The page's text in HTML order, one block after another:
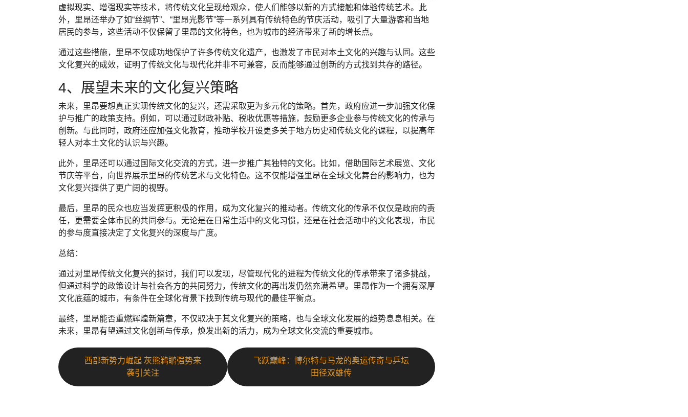
虚拟现实、增强现实等技术，将传统文化呈现给观众，使人们能够以新的方式接触和体验传统艺术。此
外，里昂还举办了如“丝绸节”、“里昂光影节”等一系列具有传统特色的节庆活动，吸引了大量游客和当地
居民的参与，这些活动不仅保留了里昂的文化特色，也为城市的经济带来了新的增长点。
通过这些措施，里昂不仅成功地保护了许多传统文化遗产，也激发了市民对本土文化的兴趣与认同。这些
文化复兴的成效，证明了传统文化与现代化并非不可兼容，反而能够通过创新的方式找到共存的路径。
4、展望未来的文化复兴策略
未来，里昂要想真正实现传统文化的复兴，还需采取更为多元化的策略。首先，政府应进一步加强文化保
护与推广的政策支持。例如，可以通过财政补贴、税收优惠等措施，鼓励更多企业参与传统文化的传承与
创新。与此同时，政府还应加强文化教育，推动学校开设更多关于地方历史和传统文化的课程，以提高年
轻人对本土文化的认识与兴趣。
此外，里昂还可以通过国际文化交流的方式，进一步推广其独特的文化。比如，借助国际艺术展览、文化
节庆等平台，向世界展示里昂的传统艺术与文化特色。这不仅能增强里昂在全球文化舞台的影响力，也为
文化复兴提供了更广阔的视野。
最后，里昂的民众也应当发挥更积极的作用，成为文化复兴的推动者。传统文化的传承不仅仅是政府的责
任，更需要全体市民的共同参与。无论是在日常生活中的文化习惯，还是在社会活动中的文化表现，市民
的参与度直接决定了文化复兴的深度与广度。
总结：
通过对里昂传统文化复兴的探讨，我们可以发现，尽管现代化的进程为传统文化的传承带来了诸多挑战，
但通过科学的政策设计与社会各方的共同努力，传统文化的再出发仍然充满希望。里昂作为一个拥有深厚
文化底蕴的城市，有条件在全球化背景下找到传统与现代的最佳平衡点。
最终，里昂能否重燃辉煌新篇章，不仅取决于其文化复兴的策略，也与全球文化发展的趋势息息相关。在
未来，里昂有望通过文化创新与传承，焕发出新的活力，成为全球文化交流的重要城市。
西部新势力崛起 灰熊鹈鹕强势来
袭引关注
飞跃巅峰：博尔特与马龙的奥运传奇与乒坛
田径双雄传